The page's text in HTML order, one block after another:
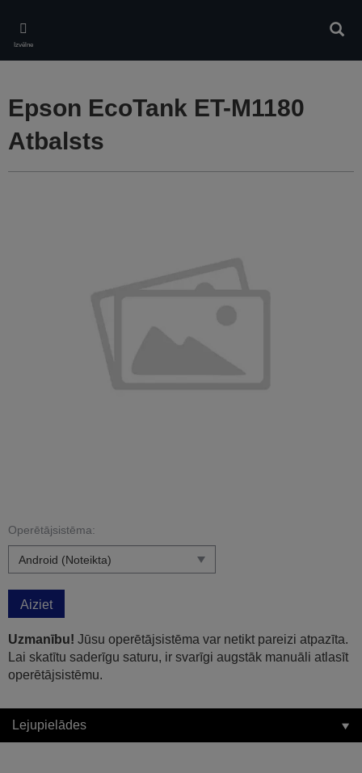
main
content
Izvēlne
Epson EcoTank ET-M1180
Atbalsts
Operētājsistēma:
Aiziet
Uzmanību! Jūsu operētājsistēma var netikt pareizi atpazīta.
Lai skatītu saderīgu saturu, ir svarīgi augstāk manuāli atlasīt
operētājsistēmu.
Lejupielādes